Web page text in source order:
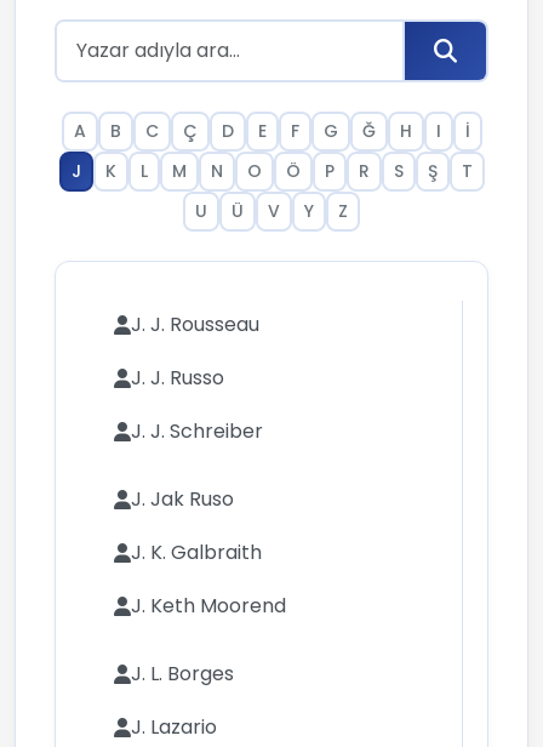
A B C Ç D E F G Ğ H I
İ
J
K L M N O Ö P R S Ş
T
U
Ü V Y Z
J. J. Rousseau
J. J. Russo
J. J. Schreiber
J. Jak Ruso
J. K. Galbraith
J. Keth Moorend
J. L. Borges
J. Lazario